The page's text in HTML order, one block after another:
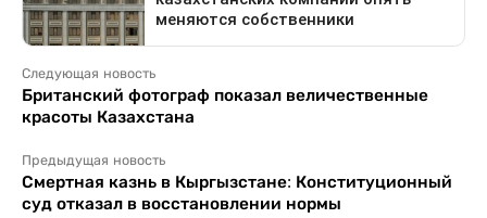
Следующая новость
Британский фотограф показал величественные
красоты Казахстана
Предыдущая новость
Смертная казнь в Кыргызстане: Конституционный
суд отказал в восстановлении нормы